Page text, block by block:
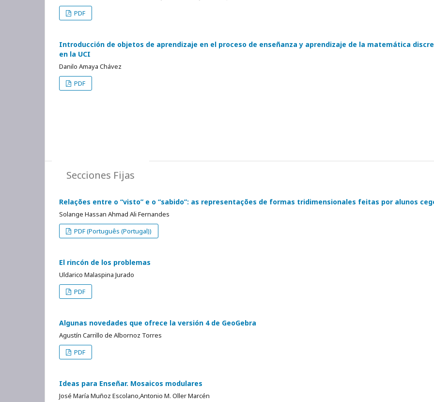
PDF
Introducción de objetos de aprendizaje en el proceso de enseñanza y aprendizaje de la matemática
en la UCI
Danilo Amaya Chávez
PDF
Secciones Fijas
Relações entre o “visto” e o “sabido”: as representações de formas tridimensionales feitas por alunos
Solange Hassan Ahmad Ali Fernandes
PDF (Português (Portugal))
El rincón de los problemas
Uldarico Malaspina Jurado
PDF
Algunas novedades que ofrece la versión 4 de GeoGebra
Agustín Carrillo de Albornoz Torres
PDF
Ideas para Enseñar. Mosaicos modulares
José María Muñoz Escolano,Antonio M. Oller Marcén